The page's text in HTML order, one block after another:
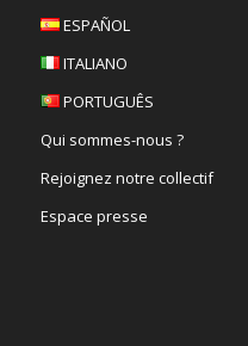
ESPAÑOL
ITALIANO
PORTUGUÊS
Qui sommes-nous ?
Rejoignez notre collectif
Espace presse